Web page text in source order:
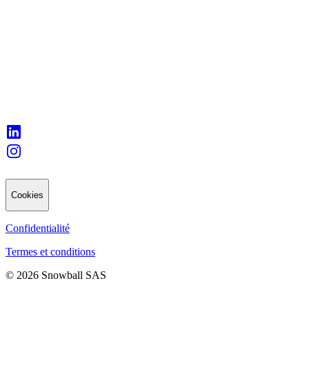
Cookies
Confidentialité
Termes et conditions
© 2026 Snowball SAS